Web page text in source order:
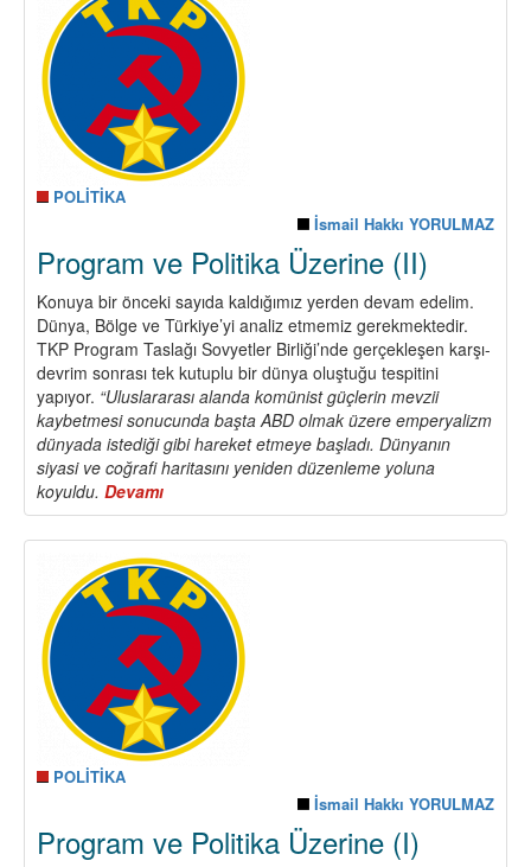
Üzerine
(III)
POLİTİKA
İsmail Hakkı YORULMAZ
Program ve Politika Üzerine (II)
Konuya bir önceki sayıda kaldığımız yerden devam edelim.
Dünya, Bölge ve Türkiye’yi analiz etmemiz gerekmektedir.
TKP Program Taslağı Sovyetler Birliği’nde gerçekleşen karşı-
devrim sonrası tek kutuplu bir dünya oluştuğu tespitini
yapıyor. “Uluslararası alanda komünist güçlerin mevzii
kaybetmesi sonucunda başta ABD olmak üzere emperyalizm
dünyada istediği gibi hareket etmeye başladı. Dünyanın
siyasi ve coğrafi haritasını yeniden düzenleme yoluna
koyuldu. Devamı
Program
ve
Politika
Üzerine
(II)
POLİTİKA
İsmail Hakkı YORULMAZ
Program ve Politika Üzerine (I)